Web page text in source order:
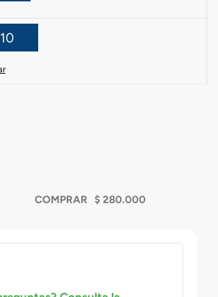
10
COMPRAR